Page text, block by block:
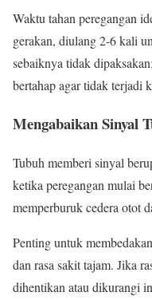
Waktu tahan peregangan
gerakan, diulang 2-6 kali
sebaiknya tidak
bertahap agar tidak terjadi
Mengabaikan Sinyal
Tubuh memberi sinyal
ketika peregangan mulai
memperburuk cedera otot
Penting untuk
dan rasa sakit tajam. Jika
dihentikan atau dikurangi